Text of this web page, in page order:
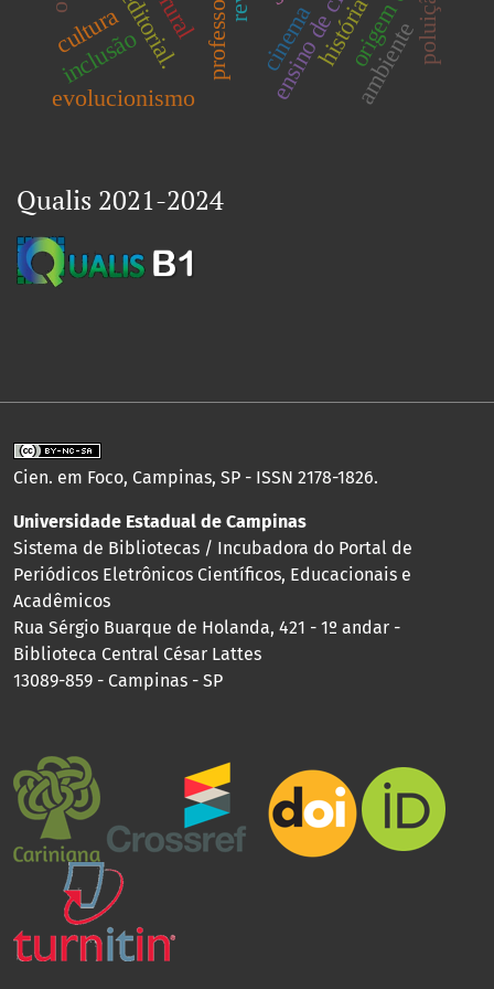
evolucionismo ambientepoluição
cinema
cultura
inclusão
Qualis 2021-2024
Cien. em Foco, Campinas, SP - ISSN 2178-1826.
Universidade Estadual de Campinas
Sistema de Bibliotecas / Incubadora do Portal de
Periódicos Eletrônicos Científicos, Educacionais e
Acadêmicos
Rua Sérgio Buarque de Holanda, 421 - 1º andar -
Biblioteca Central César Lattes
13089-859 - Campinas - SP